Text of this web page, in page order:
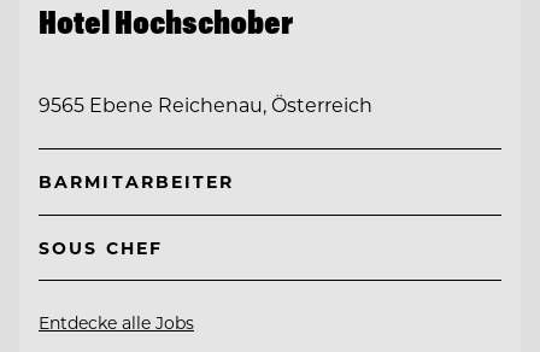
Hotel Hochschober
9565 Ebene Reichenau, Österreich
BARMITARBEITER
SOUS CHEF
Entdecke alle Jobs